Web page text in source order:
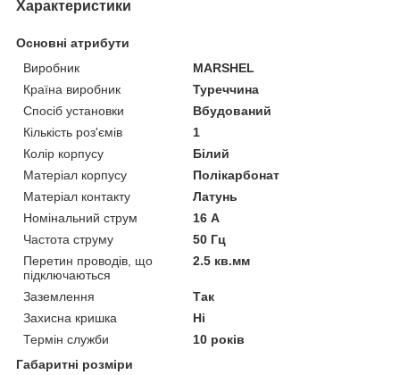
Характеристики
Основні атрибути
Виробник
MARSHEL
Країна виробник
Туреччина
Спосіб установки
Вбудований
Кількість роз'ємів
1
Колір корпусу
Білий
Матеріал корпусу
Полікарбонат
Матеріал контакту
Латунь
Номінальний струм
16 А
Частота струму
50 Гц
Перетин проводів, що
підключаються
2.5 кв.мм
Заземлення
Так
Захисна кришка
Ні
Термін служби
10 років
Габаритні розміри